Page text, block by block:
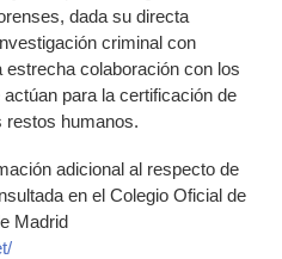
dada su directa
criminal con
colaboración con los
para la certificación de
restos humanos.
adicional al respecto de
en el Colegio Oficial de
Madrid